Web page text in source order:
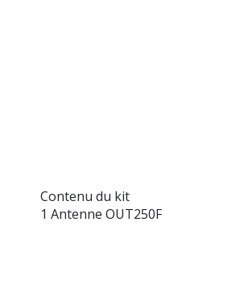
Contenu du kit
1 Antenne OUT250F